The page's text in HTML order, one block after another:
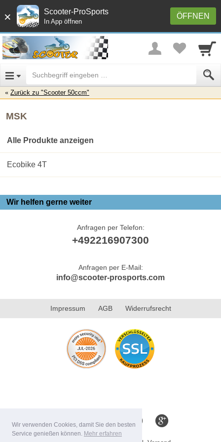
Wir verwenden Cookies, damit Sie den besten
Service genießen können. Mehr erfahren
× ÖFFNEN
Scooter-ProSports
In App öffnen
Zurück zu "Scooter 50ccm"
MSK
Alle Produkte anzeigen
Ecobike 4T
Wir helfen gerne weiter
Anfragen per Telefon:
+492216907300
Anfragen per E-Mail:
info@scooter-prosports.com
Impressum AGB Widerrufsrecht